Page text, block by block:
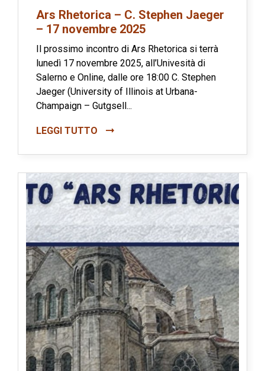
Ars Rhetorica – C. Stephen Jaeger
– 17 novembre 2025
Il prossimo incontro di Ars Rhetorica si terrà
lunedì 17 novembre 2025, all’Univesità di
Salerno e Online, dalle ore 18:00 C. Stephen
Jaeger (University of Illinois at Urbana-
Champaign – Gutgsell...
LEGGI TUTTO